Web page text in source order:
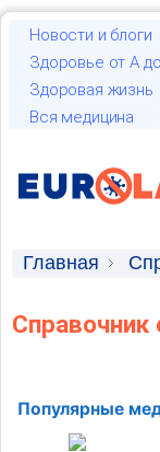
Новости и блоги
Здоровье от А
Здоровая жизнь
Вся медицина
Главная
Справочник
Популярные